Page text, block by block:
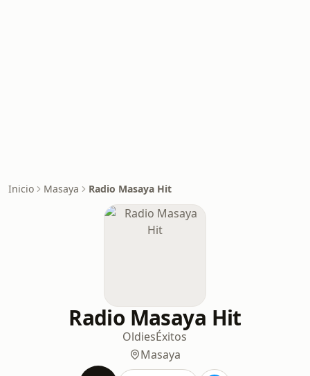
Inicio Masaya Radio Masaya Hit
Radio Masaya Hit
OldiesÉxitos
Masaya